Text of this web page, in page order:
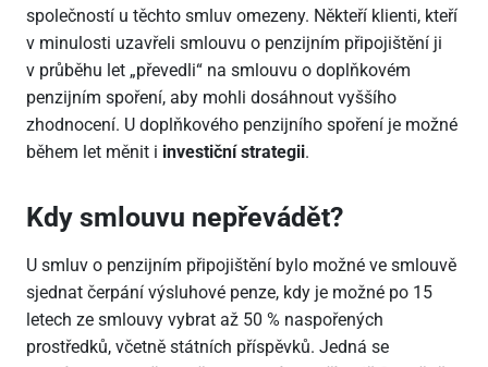
společností u těchto smluv omezeny. Někteří klienti, kteří
v minulosti uzavřeli smlouvu o penzijním připojištění ji
v průběhu let „převedli“ na smlouvu o doplňkovém
penzijním spoření, aby mohli dosáhnout vyššího
zhodnocení. U doplňkového penzijního spoření je možné
během let měnit i investiční strategii.
Kdy smlouvu nepřevádět?
U smluv o penzijním připojištění bylo možné ve smlouvě
sjednat čerpání výsluhové penze, kdy je možné po 15
letech ze smlouvy vybrat až 50 % naspořených
prostředků, včetně státních příspěvků. Jedná se